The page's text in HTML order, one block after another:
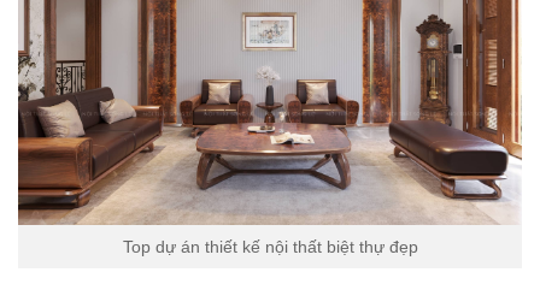
Top dự án thiết kế nội thất biệt thự đẹp